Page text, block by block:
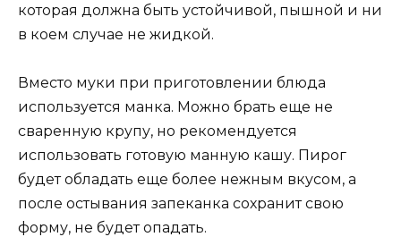
которая должна быть устойчивой, пышной и ни
в коем случае не жидкой.
Вместо муки при приготовлении блюда
используется манка. Можно брать еще не
сваренную крупу, но рекомендуется
использовать готовую манную кашу. Пирог
будет обладать еще более нежным вкусом, а
после остывания запеканка сохранит свою
форму, не будет опадать.